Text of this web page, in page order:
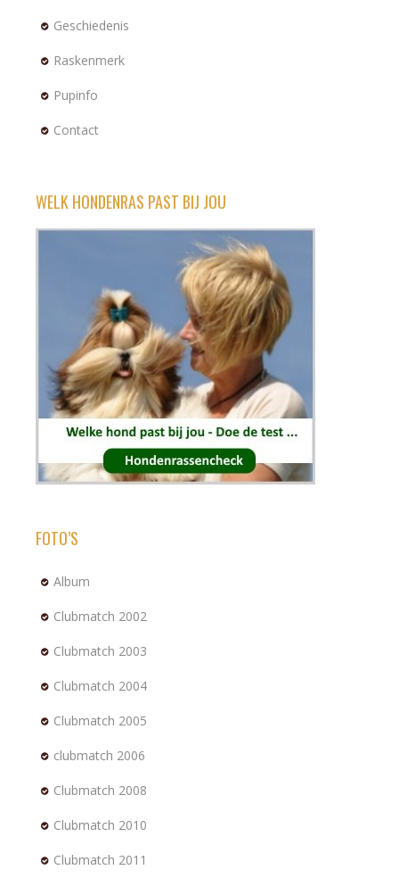
Geschiedenis
Raskenmerk
Pupinfo
Contact
WELK HONDENRAS PAST BIJ JOU
FOTO’S
Album
Clubmatch 2002
Clubmatch 2003
Clubmatch 2004
Clubmatch 2005
clubmatch 2006
Clubmatch 2008
Clubmatch 2010
Clubmatch 2011